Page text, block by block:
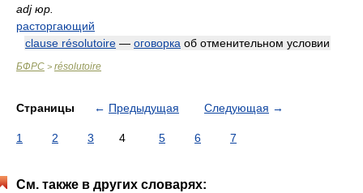
adj юр.
расторгающий
clause résolutoire — оговорка об отменительном условии
БФРС > résolutoire
Страницы ← Предыдущая Следующая →
1 2 3 4 5 6 7
См. также в других словарях: